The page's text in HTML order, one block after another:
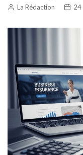
La Rédaction 24